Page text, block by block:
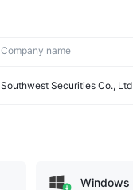
Company name
Southwest Securities Co., Ltd
Windows